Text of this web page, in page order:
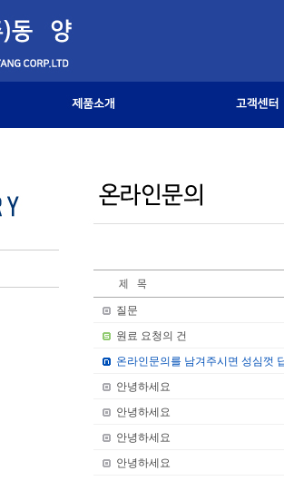
질문
원료 요청의 건
온라인문의를 남겨주시면 성심껏
안녕하세요
안녕하세요
안녕하세요
안녕하세요